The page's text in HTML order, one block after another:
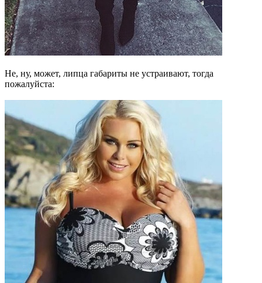
Не, ну, может, липца габариты не устраивают, тогда
пожалуйста: